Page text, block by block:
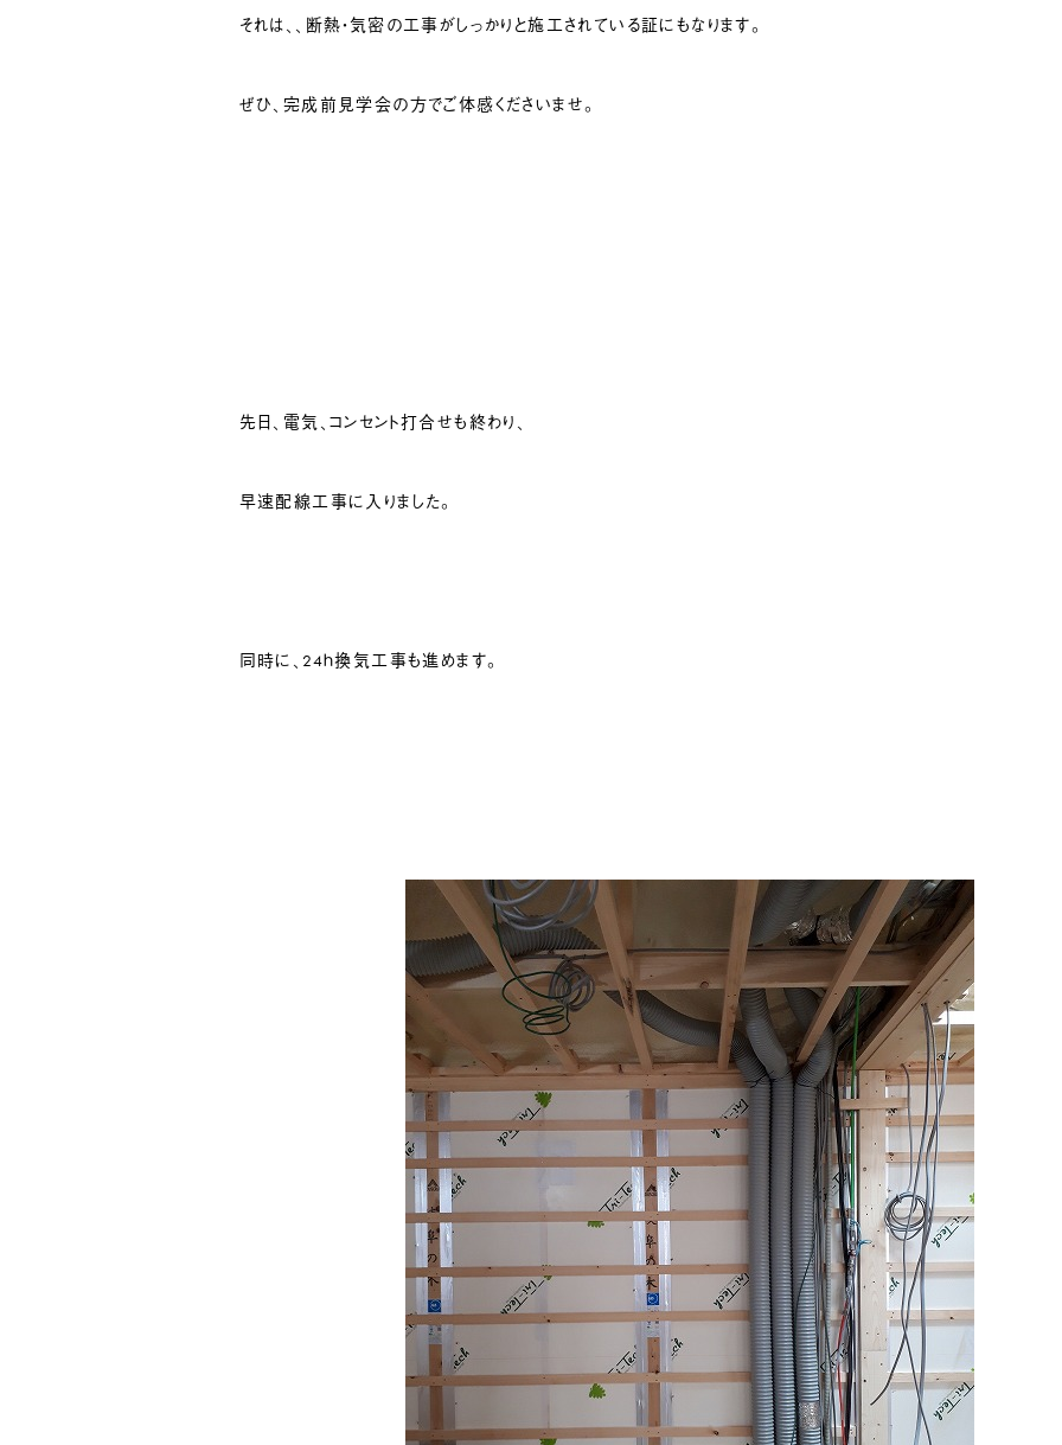
それは、、断熱・気密の工事がしっかりと施工されている証にもなります。
ぜひ、完成前見学会の方でご体感くださいませ。
先日、電気、コンセント打合せも終わり、
早速配線工事に入りました。
同時に、24ｈ換気工事も進めます。